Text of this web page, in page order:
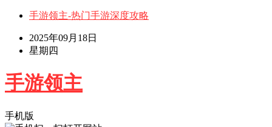
手游领主-热门手游深度攻略
2025年09月18日
星期四
手游领主
手机版